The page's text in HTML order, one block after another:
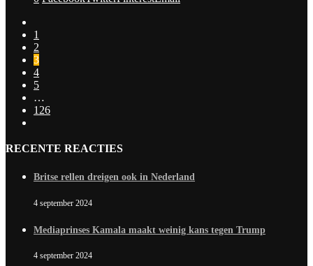
1
2
3
4
5
…
126
RECENTE REACTIES
Britse rellen dreigen ook in Nederland
4 september 2024
Mediaprinses Kamala maakt weinig kans tegen Trump
4 september 2024